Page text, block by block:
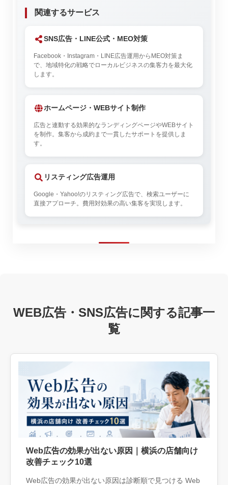
関連するサービス
SNS広告・LINE公式・MEO対策
Facebook・Instagram・LINE広告運用からMEO対策ま
で、地域特化の戦略でローカルビジネスの集客力を最大化
します。
ホームページ・WEBサイト制作
広告と連動する効果的なランディングページやWEBサイト
を制作。集客から成約まで一貫したサポートを提供しま
す。
リスティング広告運用
Google・Yahoo!のリスティング広告で、検索ユーザーに
直接アプローチ。費用対効果の高い集客を実現します。
WEB広告・SNS広告に関する記事一
覧
Web広告の効果が出ない原因｜横浜の店舗向け
改善チェック10選
Web広告の効果が出ない原因は診断順で見つける Web